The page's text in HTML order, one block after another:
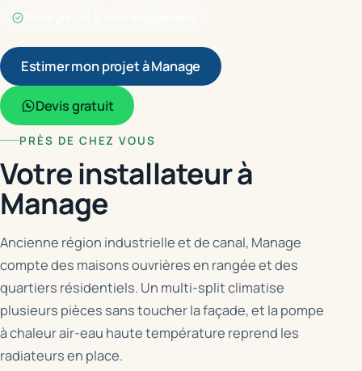
Estimer mon projet à Manage
Devis gratuit
PRÈS DE CHEZ VOUS
Votre installateur à
Manage
Ancienne région industrielle et de canal, Manage
compte des maisons ouvrières en rangée et des
quartiers résidentiels. Un multi-split climatise
plusieurs pièces sans toucher la façade, et la pompe
à chaleur air-eau haute température reprend les
radiateurs en place.